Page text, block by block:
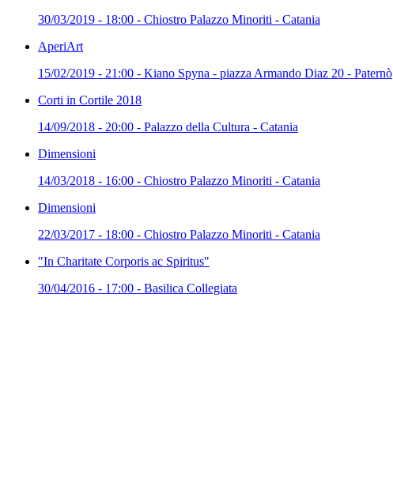
30/03/2019 - 18:00 - Chiostro Palazzo Minoriti - Catania
AperiArt
15/02/2019 - 21:00 - Kiano Spyna - piazza Armando Diaz 20 - Paternò
Corti in Cortile 2018
14/09/2018 - 20:00 - Palazzo della Cultura - Catania
Dimensioni
14/03/2018 - 16:00 - Chiostro Palazzo Minoriti - Catania
Dimensioni
22/03/2017 - 18:00 - Chiostro Palazzo Minoriti - Catania
"In Charitate Corporis ac Spiritus"
30/04/2016 - 17:00 - Basilica Collegiata